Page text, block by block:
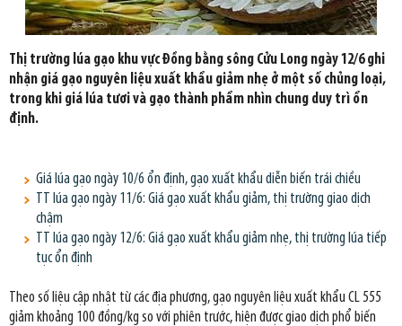
Thị trường lúa gạo khu vực Đồng bằng sông Cửu Long ngày 12/6 ghi
nhận giá gạo nguyên liệu xuất khẩu giảm nhẹ ở một số chủng loại,
trong khi giá lúa tươi và gạo thành phẩm nhìn chung duy trì ổn
định.
Giá lúa gạo ngày 10/6 ổn định, gạo xuất khẩu diễn biến trái chiều
TT lúa gạo ngày 11/6: Giá gạo xuất khẩu giảm, thị trường giao dịch
chậm
TT lúa gạo ngày 12/6: Giá gạo xuất khẩu giảm nhẹ, thị trường lúa tiếp
tục ổn định
Theo số liệu cập nhật từ các địa phương, gạo nguyên liệu xuất khẩu CL 555
giảm khoảng 100 đồng/kg so với phiên trước, hiện được giao dịch phổ biến